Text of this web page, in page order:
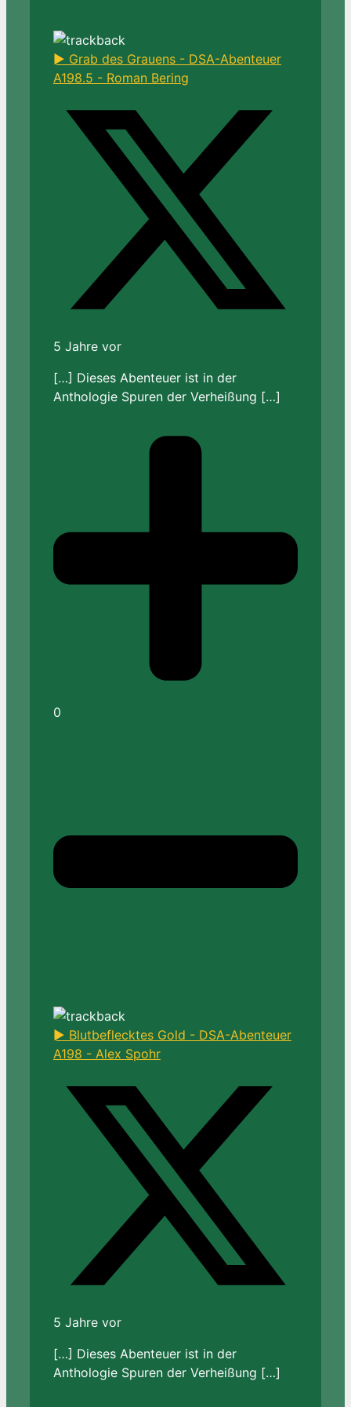
► Grab des Grauens - DSA-Abenteuer
A198.5 - Roman Bering
5 Jahre vor
[…] Dieses Abenteuer ist in der
Anthologie Spuren der Verheißung […]
0
► Blutbeflecktes Gold - DSA-Abenteuer
A198 - Alex Spohr
5 Jahre vor
[…] Dieses Abenteuer ist in der
Anthologie Spuren der Verheißung […]